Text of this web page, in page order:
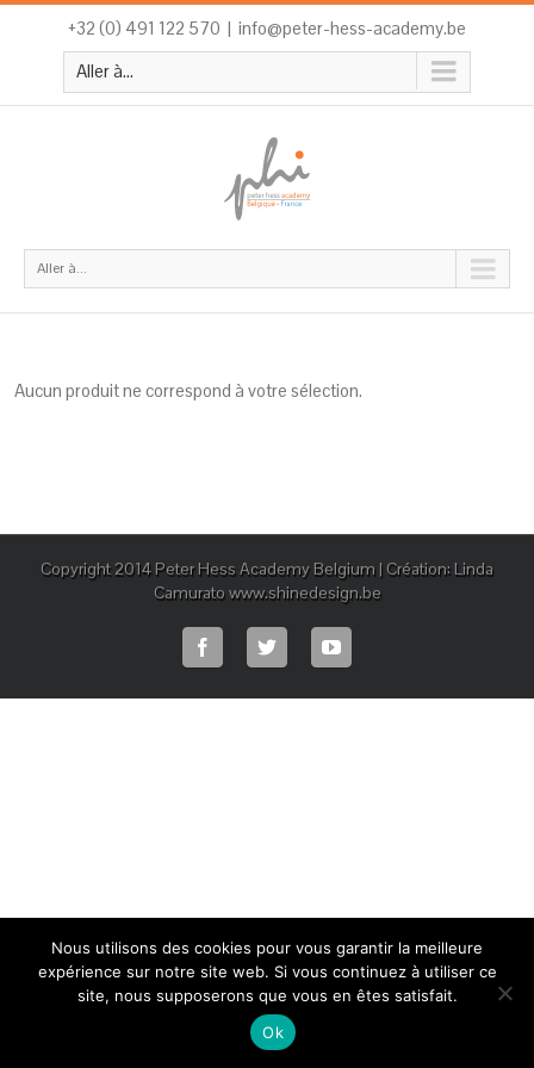
+32 (0) 491 122 570 | info@peter-hess-academy.be
Aller à...
Aller à...
Aucun produit ne correspond à votre sélection.
Copyright 2014 Peter Hess Academy Belgium | Création: Linda
Camurato www.shinedesign.be
Nous utilisons des cookies pour vous garantir la meilleure
expérience sur notre site web. Si vous continuez à utiliser ce
site, nous supposerons que vous en êtes satisfait.
Ok